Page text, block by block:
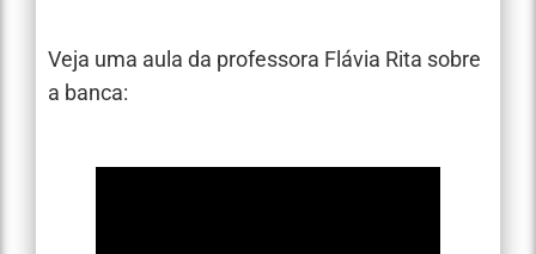
Veja uma aula da professora Flávia Rita sobre
a banca: